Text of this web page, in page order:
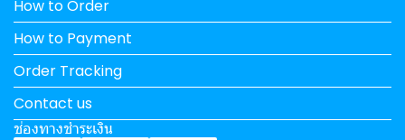
How to Order
How to Payment
Order Tracking
Contact us
ช่องทางชำระเงิน